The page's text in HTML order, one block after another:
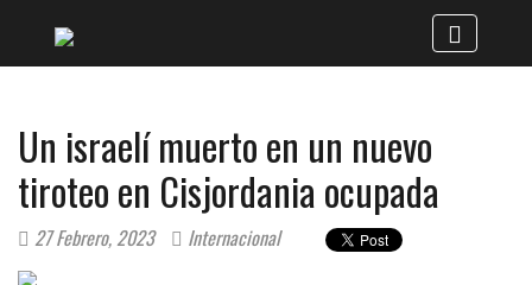
Un israelí muerto en un nuevo
tiroteo en Cisjordania ocupada
27 Febrero, 2023 Internacional